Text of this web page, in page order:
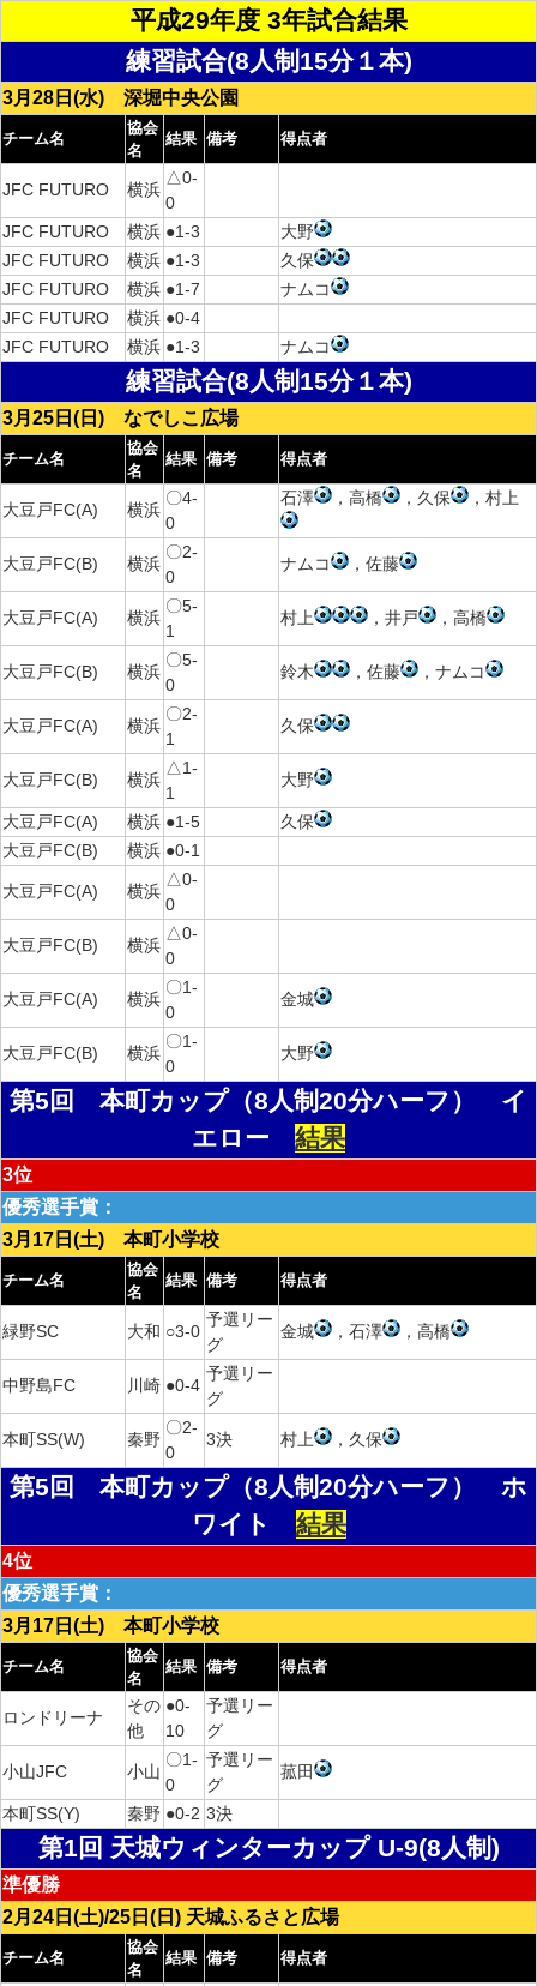
平成29年度 3年試合結果
練習試合(8人制15分１本)
3月28日(水) 深堀中央公園
チーム名
協会
名
結果 備考 得点者
JFC FUTURO 横浜
△0-
0
JFC FUTURO
横浜 ●1-3
大野
JFC FUTURO
横浜 ●1-3
久保
JFC FUTURO
横浜 ●1-7
ナムコ
JFC FUTURO
横浜 ●0-4
JFC FUTURO
横浜 ●1-3 ナムコ
練習試合(8人制15分１本)
3月25日(日) なでしこ広場
チーム名
協会
名
結果 備考 得点者
大豆戸FC(A) 横浜
〇4-
0
石澤 ，高橋 ，久保 ，村上
大豆戸FC(B) 横浜
〇2-
0
ナムコ ，佐藤
大豆戸FC(A) 横浜
〇5-
1
村上 ，井戸 ，高橋
大豆戸FC(B) 横浜
〇5-
0
鈴木 ，佐藤 ，ナムコ
大豆戸FC(A) 横浜
〇2-
1
久保
大豆戸FC(B) 横浜
△1-
1
大野
大豆戸FC(A) 横浜 ●1-5
久保
大豆戸FC(B)
横浜 ●0-1
大豆戸FC(A) 横浜
△0-
0
大豆戸FC(B) 横浜
△0-
0
大豆戸FC(A) 横浜
〇1-
0
金城
大豆戸FC(B) 横浜
〇1-
0
大野
第5回 本町カップ（8人制20分ハーフ） イ
エロー 結果
3位
優秀選手賞：
3月17日(土) 本町小学校
チーム名
協会
名
結果 備考 得点者
緑野SC 大和 ○3-0
予選リー
グ
金城 ，石澤 ，高橋
中野島FC 川崎 ●0-4
予選リー
グ
本町SS(W) 秦野
〇2-
0
3決 村上 ，久保
第5回 本町カップ（8人制20分ハーフ） ホ
ワイト 結果
4位
優秀選手賞：
3月17日(土) 本町小学校
チーム名
協会
名
結果 備考 得点者
ロンドリーナ
その
他
●0-
10
予選リー
グ
小山JFC 小山
〇1-
0
予選リー
グ
菰田
本町SS(Y) 秦野 ●0-2 3決
第1回 天城ウィンターカップ U-9(8人制)
準優勝
2月24日(土)/25日(日) 天城ふるさと広場
チーム名
協会
名
結果 備考 得点者